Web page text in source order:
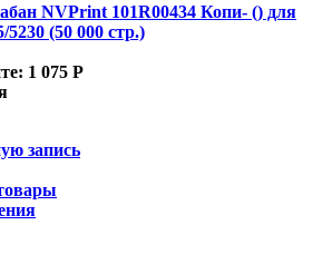
NVPrint 101R00434 Копи- () для
(50 000 стр.)
1 075 Р
запись